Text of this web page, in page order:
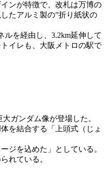
ンが特徴で、改札は万博の
たアルミ製の”折り紙状の
を経由し、3.2km延伸して
イレも、大阪メトロの駅で
ガンダム像が登場した。
を結合する「上頭式（じょ
ジを込めた」としている。
れている。